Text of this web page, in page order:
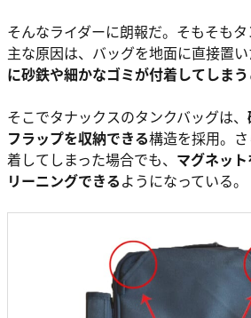
そんなライダーに朗報だ。そもそも
主な原因は、バッグを地面に直接置い
に砂鉄や細かなゴミが付着してしまう
そこでタナックスのタンクバッグは、
フラップを収納できる構造を採用。
着してしまった場合でも、 マグネッ
リーニングできるようになっている。